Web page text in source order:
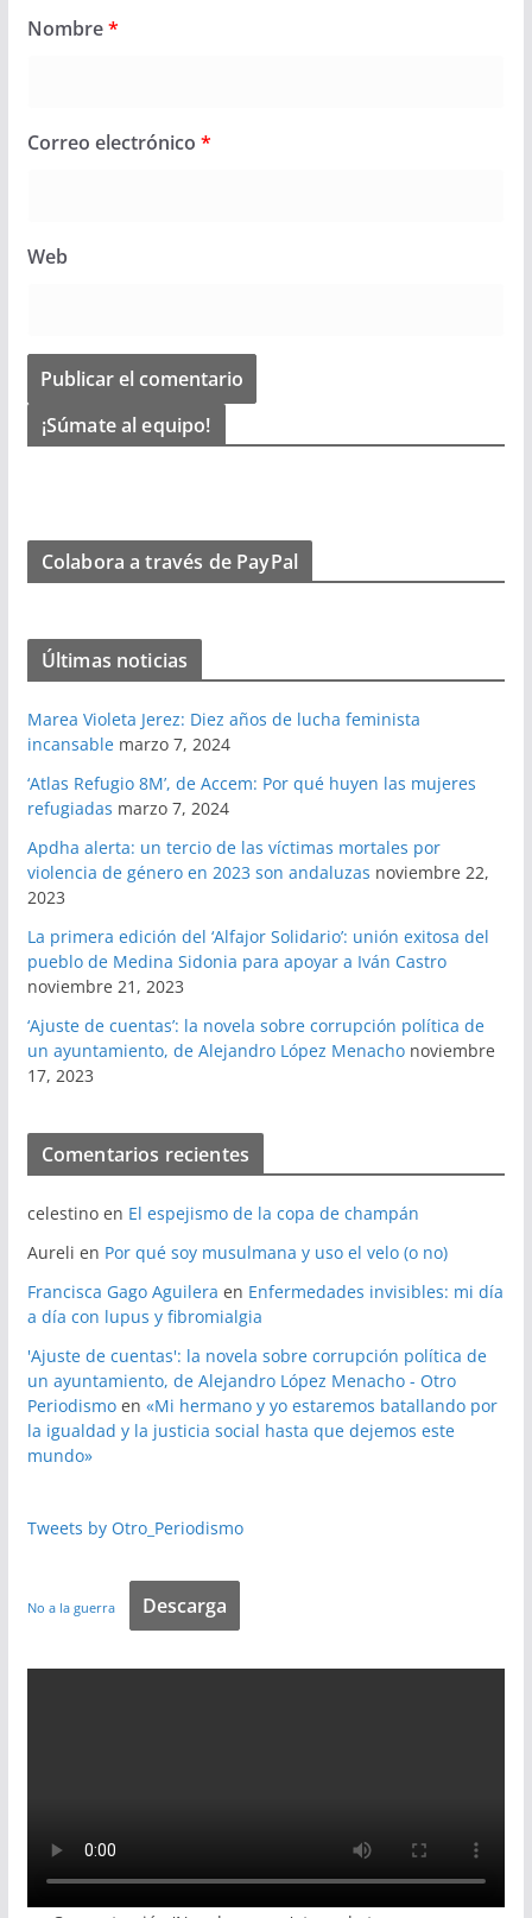
Nombre*
Correo electrónico *
Web
¡Súmate al equipo!
Colabora a través de PayPal
Últimas noticias
Marea Violeta Jerez: Diez años de lucha feminista
incansable marzo 7, 2024
‘Atlas Refugio 8M’, de Accem: Por qué huyen las mujeres
refugiadas marzo 7, 2024
Apdha alerta: un tercio de las víctimas mortales por
violencia de género en 2023 son andaluzas noviembre 22,
2023
La primera edición del ‘Alfajor Solidario’: unión exitosa del
pueblo de Medina Sidonia para apoyar a Iván Castro
noviembre 21, 2023
‘Ajuste de cuentas’: la novela sobre corrupción política de
un ayuntamiento, de Alejandro López Menacho noviembre
17, 2023
Comentarios recientes
celestinoen El espejismo de la copa de champán
Aureli en Por qué soy musulmana y uso el velo (o no)
Francisca Gago Aguilera en Enfermedades invisibles: mi día
a día con lupus y fibromialgia
'Ajuste de cuentas': la novela sobre corrupción política de
un ayuntamiento, de Alejandro López Menacho - Otro
Periodismoen «Mi hermano y yo estaremos batallando por
la igualdad y la justicia social hasta que dejemos este
mundo»
Tweets by Otro_Periodismo
No a la guerra Descarga